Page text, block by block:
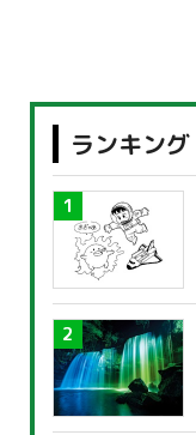
ランキング